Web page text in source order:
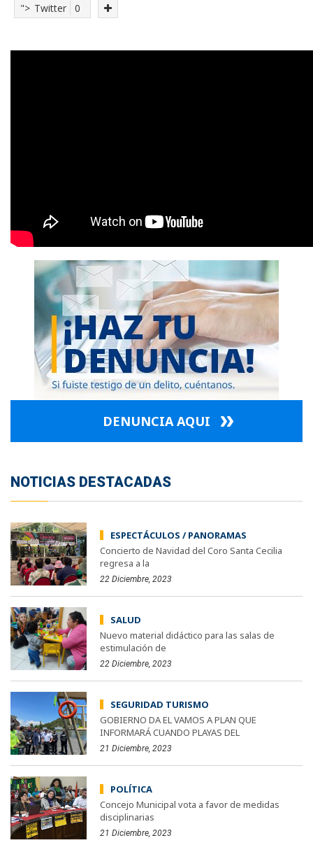
"> Twitter 0
DENUNCIA AQUI
NOTICIAS DESTACADAS
ESPECTÁCULOS / PANORAMAS
Concierto de Navidad del Coro Santa Cecilia
regresa a la
22 Diciembre, 2023
SALUD
Nuevo material didáctico para las salas de
estimulación de
22 Diciembre, 2023
SEGURIDAD TURISMO
GOBIERNO DA EL VAMOS A PLAN QUE
INFORMARÁ CUANDO PLAYAS DEL
21 Diciembre, 2023
POLÍTICA
Concejo Municipal vota a favor de medidas
disciplinarias
21 Diciembre, 2023